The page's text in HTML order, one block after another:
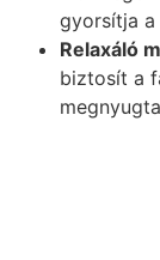
gyorsítja a
Relaxáló
biztosít a